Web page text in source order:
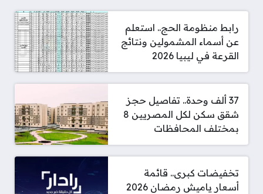
رابط منظومة الحج.. استعلم
عن أسماء المشمولين ونتائج
القرعة في ليبيا 2026
37 ألف وحدة.. تفاصيل حجز
شقق سكن لكل المصريين 8
بمختلف المحافظات
تخفيضات كبرى.. قائمة
أسعار ياميش رمضان 2026